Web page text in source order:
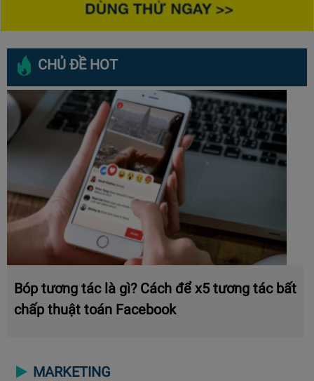
CHỦ ĐỀ HOT
Bóp tương tác là gì? Cách để x5 tương tác bất
chấp thuật toán Facebook
MARKETING